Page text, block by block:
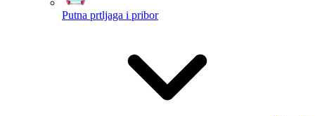
Putna prtljaga i pribor